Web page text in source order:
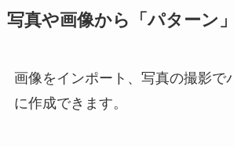
写真や画像から「パターン
画像をインポート、写真の撮影で
に作成できます。